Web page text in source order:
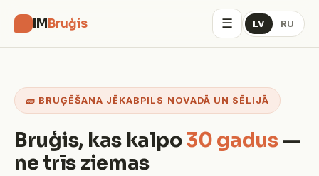
IMBruģis ☰ LV RU
🧱 BRUĢĒŠANA JĒKABPILS NOVADĀ UN SĒLIJĀ
Bruģis, kas kalpo30 gadus—
ne trīs ziemas